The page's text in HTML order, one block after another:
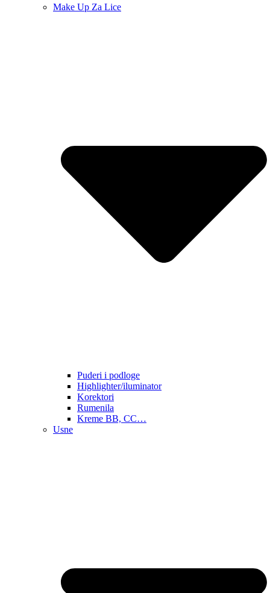
Make Up Za Lice
Puderi i podloge
Highlighter/iluminator
Korektori
Rumenila
Kreme BB, CC…
Usne